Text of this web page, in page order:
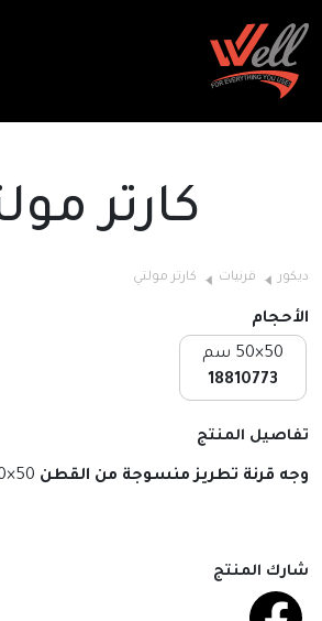
كارتر
ديكور قرنيات كارتر مولتي
الأحجام
50×50 سم
18810773
تفاصيل المنتج
وجه قرنة تطريز منسوجة من القطن 50×50 سم
شارك المنتج